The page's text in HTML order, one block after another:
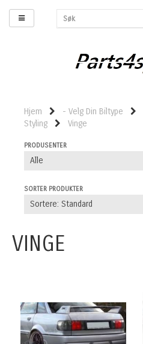
Hjem - Velg Din Biltype
Styling
Vinge
PRODUSENTER
SORTER PRODUKTER
VINGE